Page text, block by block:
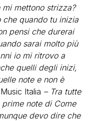
mettono strizza?
quando tu inizia
pensi che durerai
sarai molto più
io mi ritrovo a
quelli degli inizi,
note e non è
Italia – Tra tutte
note di Come
devo dire che